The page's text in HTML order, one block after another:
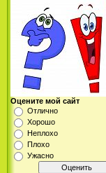
Оцените мой сайт
Отлично
Хорошо
Неплохо
Плохо
Ужасно